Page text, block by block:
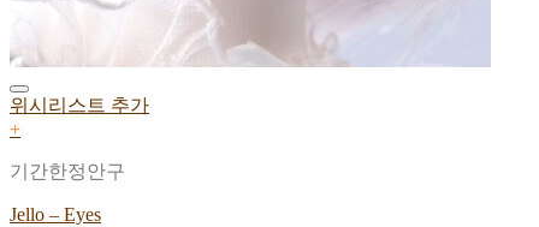
위시리스트 추가
+
기간한정안구
Jello – Eyes